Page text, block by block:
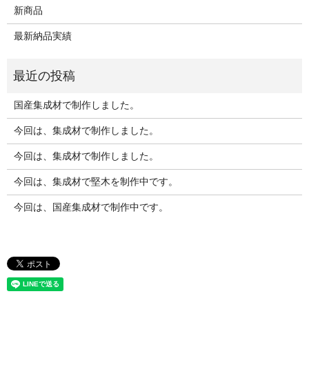
新商品
最新納品実績
国産集成材で制作しました。
今回は、集成材で制作しました。
今回は、集成材で制作しました。
今回は、集成材で堅木を制作中です。
今回は、国産集成材で制作中です。